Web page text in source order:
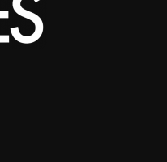
veids
preču ražotāji ir pilni ar
īsti skaistuma pazinēji. Mēs